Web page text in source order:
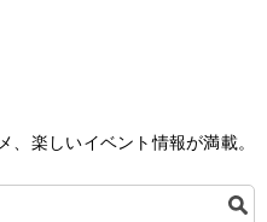
、楽しいイベント情報が満載。